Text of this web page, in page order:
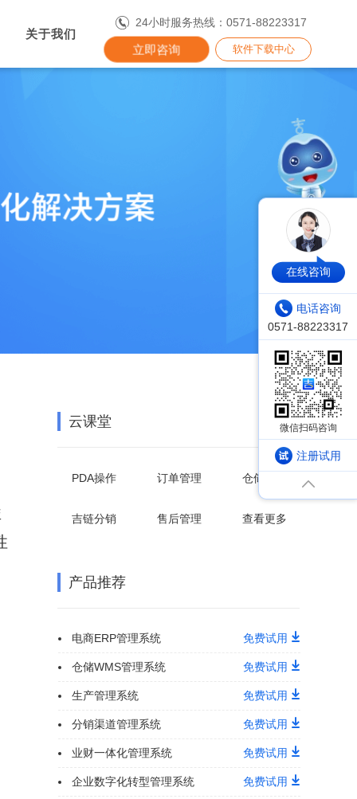
关于我们
24小时服务热线：0571-88223317
立即咨询 软件下载中心
在线咨询
电话咨询
注册试用
云课堂
PDA操作 订单管理 仓储管理
吉链分销 售后管理 查看更多
产品推荐
电商ERP管理系统 免费试用
仓储WMS管理系统 免费试用
生产管理系统 免费试用
分销渠道管理系统 免费试用
业财一体化管理系统 免费试用
企业数字化转型管理系统 免费试用